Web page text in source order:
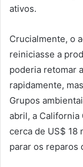
ativos.
Crucialmente, o
reiniciasse a
poderia retomar
rapidamente,
Grupos
abril, a California
cerca de US$ 18
parar os reparos